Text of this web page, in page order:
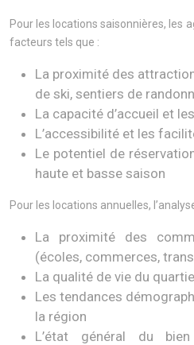
Pour les locations saisonnières, les
facteurs tels que :
La proximité des
de ski, sentiers de
La capacité d’accueil et
L’accessibilité et les
Le potentiel de
haute et basse saison
Pour les locations annuelles,
La proximité des
(écoles, commerces,
La qualité de vie du
Les tendances
la région
L’état général du